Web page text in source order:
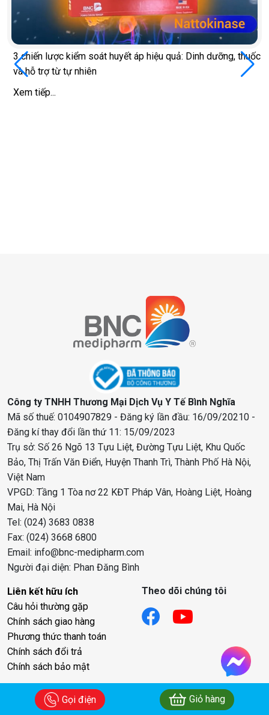
3 chiến lược kiểm soát huyết áp hiệu quả: Dinh dưỡng, thuốc
và hỗ trợ từ tự nhiên
Xem tiếp...
Gọi điện Giỏ hàng
Công ty TNHH Thương Mại Dịch Vụ Y Tế Bình Nghĩa
Mã số thuế: 0104907829 - Đăng ký lần đầu: 16/09/20210 -
Đăng kí thay đổi lần thứ 11: 15/09/2023
Trụ sở: Số 26 Ngõ 13 Tựu Liệt, Đường Tựu Liệt, Khu Quốc
Bảo, Thị Trấn Văn Điển, Huyện Thanh Trì, Thành Phố Hà Nội,
Việt Nam
VPGD: Tầng 1 Tòa nơ 22 KĐT Pháp Vân, Hoàng Liệt, Hoàng
Mai, Hà Nội
Tel: (024) 3683 0838
Fax: (024) 3668 6800
Email: info@bnc-medipharm.com
Người đại diện: Phan Đăng Bình
Liên kết hữu ích
Câu hỏi thường gặp
Chính sách giao hàng
Phương thức thanh toán
Chính sách đổi trả
Chính sách bảo mật
Theo dõi chúng tôi